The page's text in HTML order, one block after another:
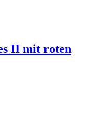
II mit roten